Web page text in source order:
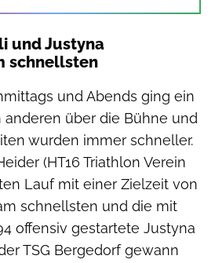
und Justyna
schnellsten
und Abends ging ein
anderen über die Bühne und
wurden immer schneller.
(HT16 Triathlon Verein
Lauf mit einer Zielzeit von
schnellsten und die mit
offensiv gestartete Justyna
TSG Bergedorf gewann